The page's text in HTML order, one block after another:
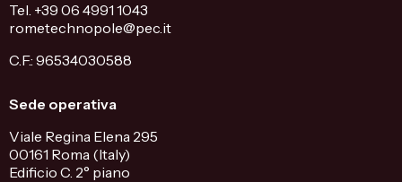
Tel. +39 06 4991 1043
rometechnopole@pec.it
C.F.: 96534030588
Sede operativa
Viale Regina Elena 295
00161 Roma (Italy)
Edificio C. 2° piano